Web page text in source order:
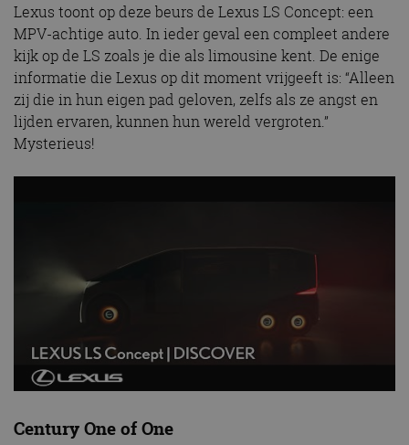
Lexus toont op deze beurs de Lexus LS Concept: een
MPV-achtige auto. In ieder geval een compleet andere
kijk op de LS zoals je die als limousine kent. De enige
informatie die Lexus op dit moment vrijgeeft is: “Alleen
zij die in hun eigen pad geloven, zelfs als ze angst en
lijden ervaren, kunnen hun wereld vergroten.”
Mysterieus!
Century One of One